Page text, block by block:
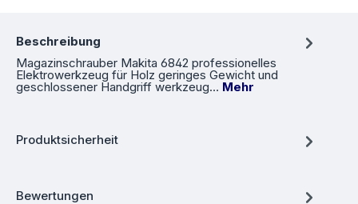
Beschreibung
Magazinschrauber Makita 6842 professionelles
Elektrowerkzeug für Holz geringes Gewicht und
geschlossener Handgriff werkzeug… Mehr
Produktsicherheit
Bewertungen